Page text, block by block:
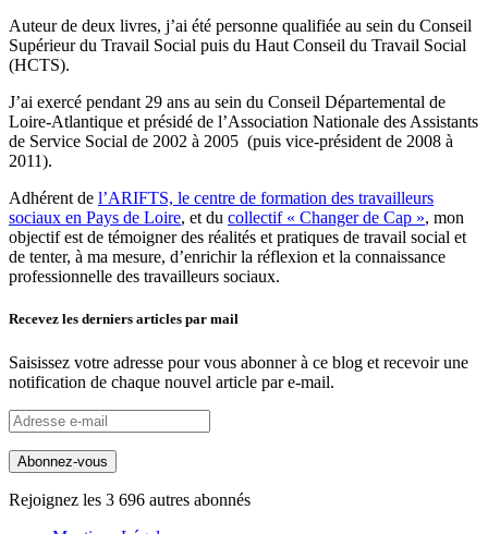
Auteur de deux livres, j’ai été personne qualifiée au sein du Conseil
Supérieur du Travail Social puis du Haut Conseil du Travail Social
(HCTS).
J’ai exercé pendant 29 ans au sein du Conseil Départemental de
Loire-Atlantique et présidé de l’Association Nationale des Assistants
de Service Social de 2002 à 2005 (puis vice-président de 2008 à
2011).
Adhérent de l’ARIFTS, le centre de formation des travailleurs
sociaux en Pays de Loire, et du collectif « Changer de Cap », mon
objectif est de témoigner des réalités et pratiques de travail social et
de tenter, à ma mesure, d’enrichir la réflexion et la connaissance
professionnelle des travailleurs sociaux.
Recevez les derniers articles par mail
Saisissez votre adresse pour vous abonner à ce blog et recevoir une
notification de chaque nouvel article par e-mail.
Adresse
e-
mail
Abonnez-vous
Rejoignez les 3 696 autres abonnés